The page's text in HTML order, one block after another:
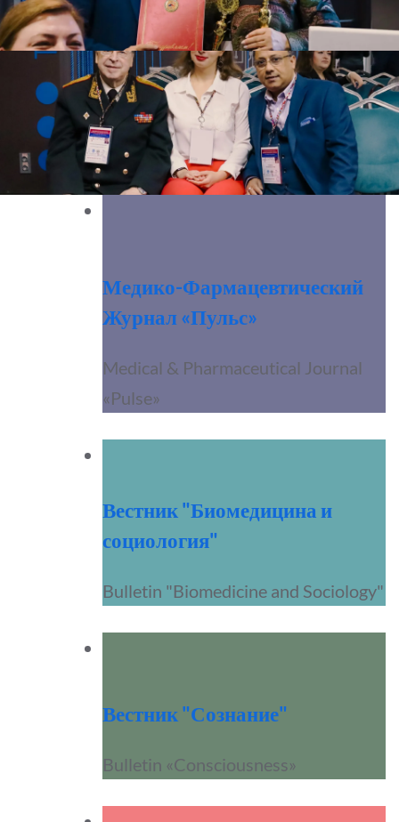
Медико-Фармацевтический
Журнал «Пульс»
Medical & Pharmaceutical Journal
«Pulse»
Вестник "Биомедицина и
социология"
Bulletin "Biomedicine and Sociology"
Вестник "Сознание"
Bulletin «Consciousness»